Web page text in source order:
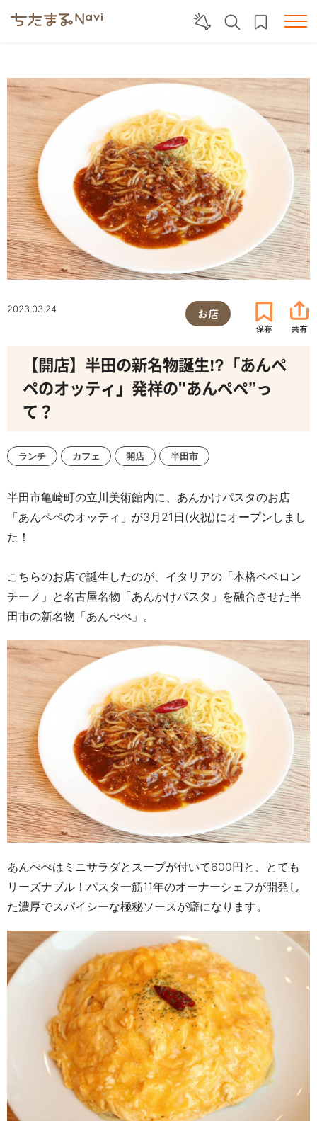
2023.03.24 お店
【開店】半田の新名物誕生!?「あんペ
ペのオッティ」発祥の"あんぺぺ”っ
て？
ランチ カフェ 開店 半田市
半田市亀崎町の立川美術館内に、あんかけパスタのお店
「あんペペのオッティ」が3月21日(火祝)にオープンしまし
た！
こちらのお店で誕生したのが、イタリアの「本格ペペロン
チーノ」と名古屋名物「あんかけパスタ」を融合させた半
田市の新名物「あんぺぺ」。
あんぺぺはミニサラダとスープが付いて600円と、とても
リーズナブル！パスタ一筋11年のオーナーシェフが開発し
た濃厚でスパイシーな極秘ソースが癖になります。